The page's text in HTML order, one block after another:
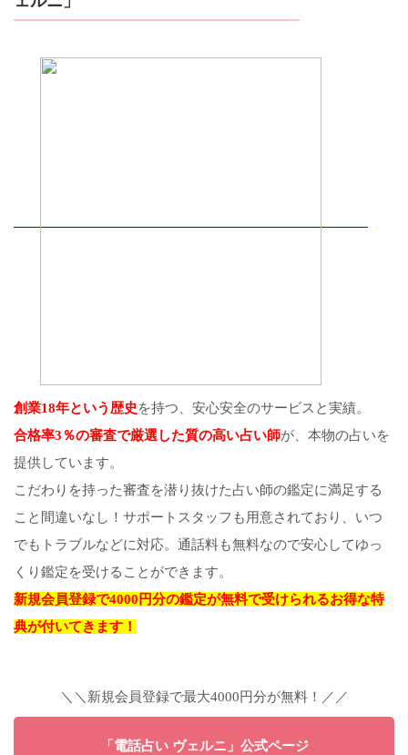
創業18年という歴史を持つ、安心安全のサービスと実績。
合格率3％の審査で厳選した質の高い占い師が、本物の占いを
提供しています。
こだわりを持った審査を潜り抜けた占い師の鑑定に満足する
こと間違いなし！サポートスタッフも用意されており、いつ
でもトラブルなどに対応。通話料も無料なので安心してゆっ
くり鑑定を受けることができます。
新規会員登録で4000円分の鑑定が無料で受けられるお得な特
典が付いてきます！
＼＼新規会員登録で最大4000円分が無料！／／
「電話占い ヴェルニ」公式ページ